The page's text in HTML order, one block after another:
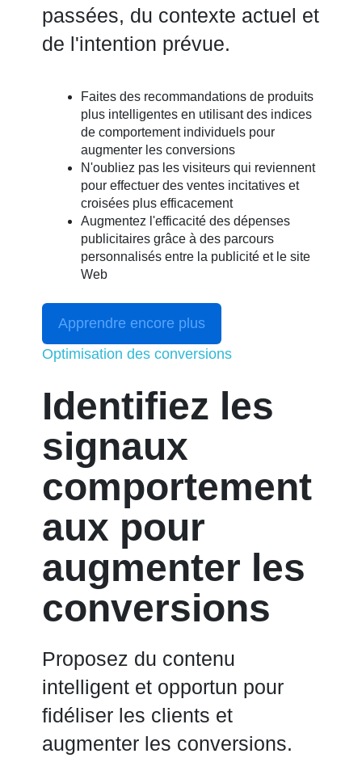
passées, du contexte actuel et
de l'intention prévue.
Faites des recommandations de produits
plus intelligentes en utilisant des indices
de comportement individuels pour
augmenter les conversions
N'oubliez pas les visiteurs qui reviennent
pour effectuer des ventes incitatives et
croisées plus efficacement
Augmentez l'efficacité des dépenses
publicitaires grâce à des parcours
personnalisés entre la publicité et le site
Web
Apprendre encore plus
Optimisation des conversions
Identifiez les
signaux
comportement
aux pour
augmenter les
conversions
Proposez du contenu
intelligent et opportun pour
fidéliser les clients et
augmenter les conversions.